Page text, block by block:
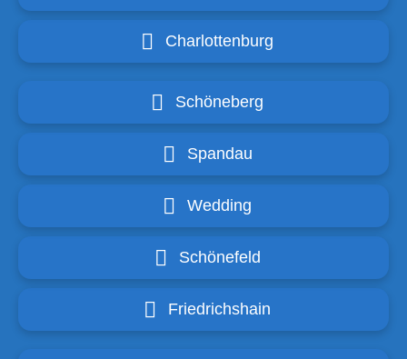
Charlottenburg
Schöneberg
Spandau
Wedding
Schönefeld
Friedrichshain